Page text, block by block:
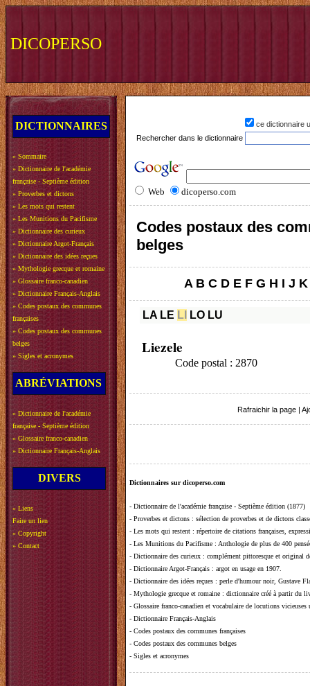
DICOPERSO
DICTIONNAIRES
» Sommaire
» Dictionnaire de l'académie
française - Septième édition
» Proverbes et dictons
» Les mots qui restent
» Les Munitions du Pacifisme
» Dictionnaire des curieux
» Dictionnaire Argot-Français
» Dictionnaire des idées reçues
» Mythologie grecque et romaine
» Glossaire franco-canadien
» Dictionnaire Français-Anglais
» Codes postaux des communes
françaises
» Codes postaux des communes
belges
» Sigles et acronymes
ABRÉVIATIONS
» Dictionnaire de l'académie
française - Septième édition
» Glossaire franco-canadien
» Dictionnaire Français-Anglais
DIVERS
» Liens
Faire un lien
» Copyright
» Contact
ce dictionnaire
Rechercher dans le dictionnaire
Web dicoperso.com
Codes postaux des
belges
A B C D E F G H I J K
LA LE LI LO LU
Liezele
Code postal : 2870
Rafraichir la page
Dictionnaires sur dicoperso.com
- Dictionnaire de l'académie française - Septième édition (1877)
- Proverbes et dictons : sélection de proverbes et de dictons
- Les mots qui restent : répertoire de citations françaises,
- Les Munitions du Pacifisme : Anthologie de plus de 400
- Dictionnaire des curieux : complément pittoresque et original
- Dictionnaire Argot-Français : argot en usage en 1907.
- Dictionnaire des idées reçues : perle d'humour noir, Gustave
- Mythologie grecque et romaine : dictionnaire créé à partir du
- Glossaire franco-canadien et vocabulaire de locutions vicieuses
- Dictionnaire Français-Anglais
- Codes postaux des communes françaises
- Codes postaux des communes belges
- Sigles et acronymes